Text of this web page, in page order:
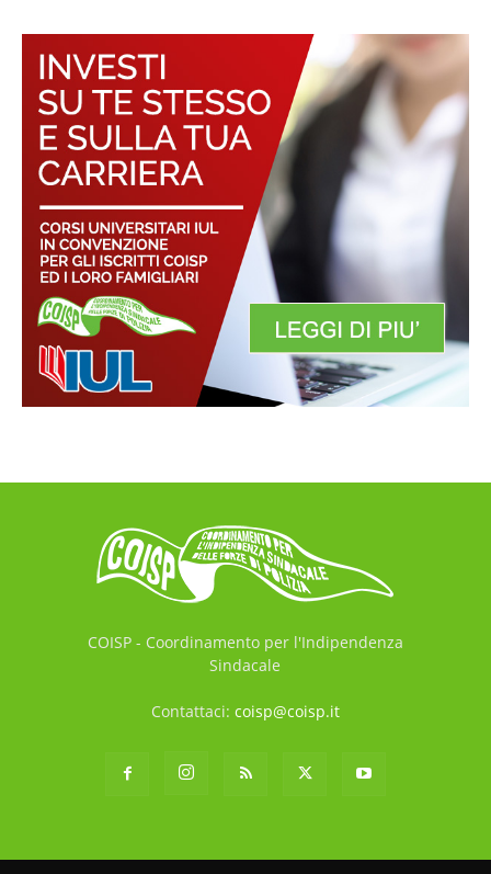
COISP - Coordinamento per l'Indipendenza
Sindacale
Contattaci: coisp@coisp.it